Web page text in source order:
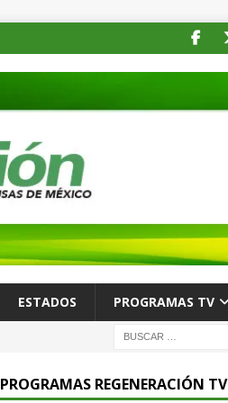
ESTADOS PROGRAMAS TV
PROGRAMAS REGENERACIÓN TV